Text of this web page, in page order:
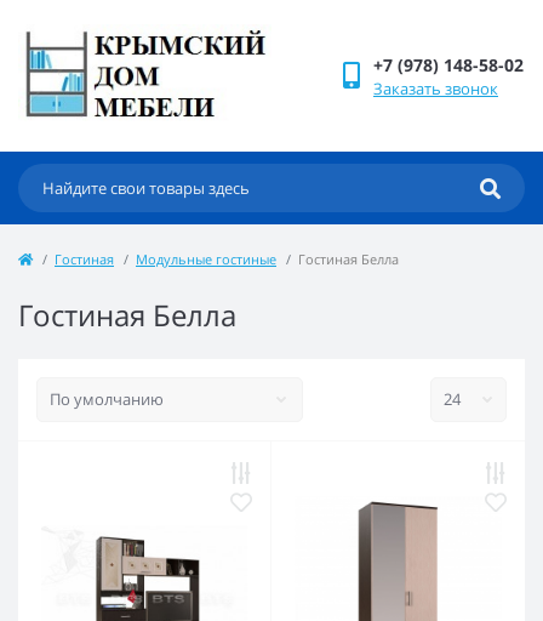
+7 (978) 148-58-02
Заказать звонок
Гостиная Модульные гостиные Гостиная Белла
Гостиная Белла